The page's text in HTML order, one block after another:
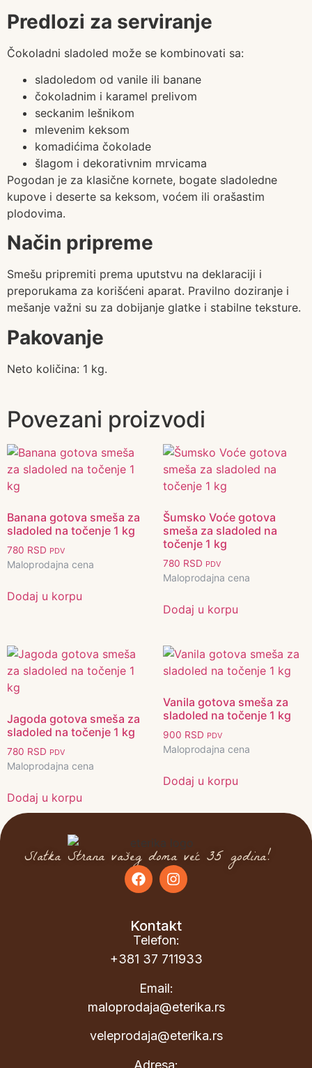
Predlozi za serviranje
Čokoladni sladoled može se kombinovati sa:
sladoledom od vanile ili banane
čokoladnim i karamel prelivom
seckanim lešnikom
mlevenim keksom
komadićima čokolade
šlagom i dekorativnim mrvicama
Pogodan je za klasične kornete, bogate sladoledne
kupove i deserte sa keksom, voćem ili orašastim
plodovima.
Način pripreme
Smešu pripremiti prema uputstvu na deklaraciji i
preporukama za korišćeni aparat. Pravilno doziranje i
mešanje važni su za dobijanje glatke i stabilne teksture.
Pakovanje
Neto količina: 1 kg.
Povezani proizvodi
Banana gotova smeša za
sladoled na točenje 1 kg
780 RSD PDV
Maloprodajna cena
Dodaj u korpu
Šumsko Voće gotova
smeša za sladoled na
točenje 1 kg
780 RSD PDV
Maloprodajna cena
Dodaj u korpu
Jagoda gotova smeša za
sladoled na točenje 1 kg
780 RSD PDV
Maloprodajna cena
Dodaj u korpu
Vanila gotova smeša za
sladoled na točenje 1 kg
900 RSD PDV
Maloprodajna cena
Dodaj u korpu
Slatka Strana vašeg doma već 35 godina!
Kontakt
Telefon:
+381 37 711933
Email:
maloprodaja@eterika.rs
veleprodaja@eterika.rs
Adresa: